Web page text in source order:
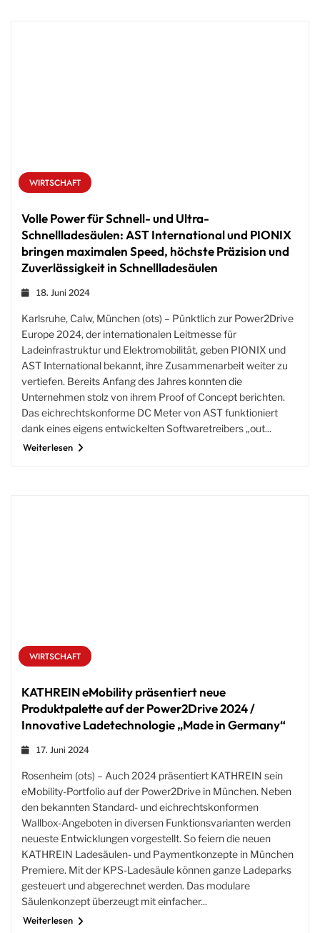
WIRTSCHAFT
Volle Power für Schnell- und Ultra-
Schnellladesäulen: AST International und PIONIX
bringen maximalen Speed, höchste Präzision und
Zuverlässigkeit in Schnellladesäulen
18. Juni 2024
Karlsruhe, Calw, München (ots) – Pünktlich zur Power2Drive
Europe 2024, der internationalen Leitmesse für
Ladeinfrastruktur und Elektromobilität, geben PIONIX und
AST International bekannt, ihre Zusammenarbeit weiter zu
vertiefen. Bereits Anfang des Jahres konnten die
Unternehmen stolz von ihrem Proof of Concept berichten.
Das eichrechtskonforme DC Meter von AST funktioniert
dank eines eigens entwickelten Softwaretreibers „out...
Weiterlesen
WIRTSCHAFT
KATHREIN eMobility präsentiert neue
Produktpalette auf der Power2Drive 2024 /
Innovative Ladetechnologie „Made in Germany“
17. Juni 2024
Rosenheim (ots) – Auch 2024 präsentiert KATHREIN sein
eMobility-Portfolio auf der Power2Drive in München. Neben
den bekannten Standard- und eichrechtskonformen
Wallbox-Angeboten in diversen Funktionsvarianten werden
neueste Entwicklungen vorgestellt. So feiern die neuen
KATHREIN Ladesäulen- und Paymentkonzepte in München
Premiere. Mit der KPS-Ladesäule können ganze Ladeparks
gesteuert und abgerechnet werden. Das modulare
Säulenkonzept überzeugt mit einfacher...
Weiterlesen